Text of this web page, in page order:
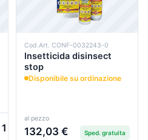
Cod.Art. CONF-0032243-0
Insetticida disinsect
stop
Disponibile su ordinazione
al pezzo
132,03 € Sped. gratuita